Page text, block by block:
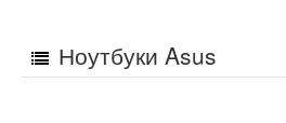
Ноутбуки Asus